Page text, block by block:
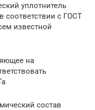
уплотнитель
соответствии с ГОСТ
известной
на
состав